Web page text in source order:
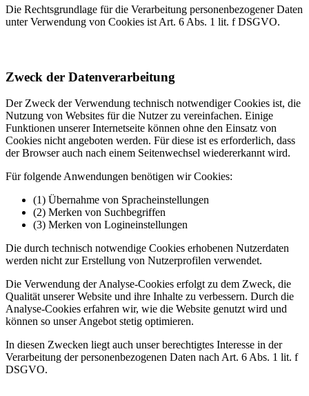
Die Rechtsgrundlage für die Verarbeitung personenbezogener Daten
unter Verwendung von Cookies ist Art. 6 Abs. 1 lit. f DSGVO.
Zweck der Datenverarbeitung
Der Zweck der Verwendung technisch notwendiger Cookies ist, die
Nutzung von Websites für die Nutzer zu vereinfachen. Einige
Funktionen unserer Internetseite können ohne den Einsatz von
Cookies nicht angeboten werden. Für diese ist es erforderlich, dass
der Browser auch nach einem Seitenwechsel wiedererkannt wird.
Für folgende Anwendungen benötigen wir Cookies:
(1) Übernahme von Spracheinstellungen
(2) Merken von Suchbegriffen
(3) Merken von Logineinstellungen
Die durch technisch notwendige Cookies erhobenen Nutzerdaten
werden nicht zur Erstellung von Nutzerprofilen verwendet.
Die Verwendung der Analyse-Cookies erfolgt zu dem Zweck, die
Qualität unserer Website und ihre Inhalte zu verbessern. Durch die
Analyse-Cookies erfahren wir, wie die Website genutzt wird und
können so unser Angebot stetig optimieren.
In diesen Zwecken liegt auch unser berechtigtes Interesse in der
Verarbeitung der personenbezogenen Daten nach Art. 6 Abs. 1 lit. f
DSGVO.